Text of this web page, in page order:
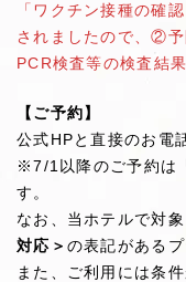
「ワクチン接種の確
されましたので、②予
PCR検査等の検査結
【ご予約】
公式HPと直接のお電
※7/1以降のご予約は
す。
なお、当ホテルで対
対応＞ の表記がある
また、ご利用には条